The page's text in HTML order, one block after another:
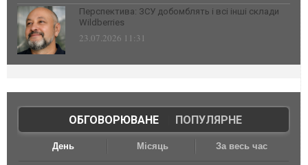
Перспектива: ЗСУ добомблять і всі інші склади
Wildberries
23.07.2026 11:31
ОБГОВОРЮВАНЕ| ПОПУЛЯРНЕ
День Місяць За весь час